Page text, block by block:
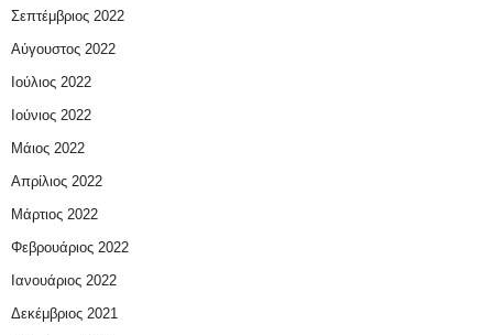
Σεπτέμβριος 2022
Αύγουστος 2022
Ιούλιος 2022
Ιούνιος 2022
Μάιος 2022
Απρίλιος 2022
Μάρτιος 2022
Φεβρουάριος 2022
Ιανουάριος 2022
Δεκέμβριος 2021